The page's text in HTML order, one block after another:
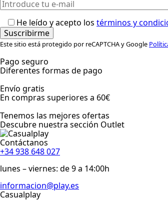
He leído y acepto los términos y
Este sitio está protegido por reCAPTCHA y Google
Pago seguro
Diferentes formas de pago
Envío gratis
En compras superiores a 60€
Tenemos las mejores ofertas
Descubre nuestra sección Outlet
Contáctanos
+34 938 648 027
lunes – viernes: de 9 a 14:00h
informacion@play.es
Casualplay